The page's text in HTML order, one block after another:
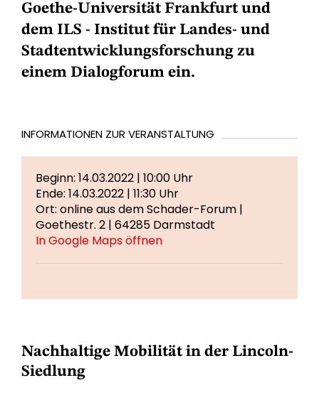
Goethe-Universität Frankfurt und
dem ILS - Institut für Landes- und
Stadtentwicklungsforschung zu
einem Dialogforum ein.
INFORMATIONEN ZUR VERANSTALTUNG
Beginn: 14.03.2022 | 10:00 Uhr
Ende: 14.03.2022 | 11:30 Uhr
Ort: online aus dem Schader-Forum |
Goethestr. 2 | 64285 Darmstadt
In Google Maps öffnen
Nachhaltige Mobilität in der Lincoln-
Siedlung